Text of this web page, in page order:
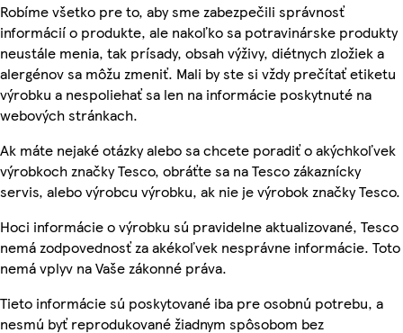
Robíme všetko pre to, aby sme zabezpečili správnosť
informácií o produkte, ale nakoľko sa potravinárske produkty
neustále menia, tak prísady, obsah výživy, diétnych zložiek a
alergénov sa môžu zmeniť. Mali by ste si vždy prečítať etiketu
výrobku a nespoliehať sa len na informácie poskytnuté na
webových stránkach.
Ak máte nejaké otázky alebo sa chcete poradiť o akýchkoľvek
výrobkoch značky Tesco, obráťte sa na Tesco zákaznícky
servis, alebo výrobcu výrobku, ak nie je výrobok značky Tesco.
Hoci informácie o výrobku sú pravidelne aktualizované, Tesco
nemá zodpovednosť za akékoľvek nesprávne informácie. Toto
nemá vplyv na Vaše zákonné práva.
Tieto informácie sú poskytované iba pre osobnú potrebu, a
nesmú byť reprodukované žiadnym spôsobom bez